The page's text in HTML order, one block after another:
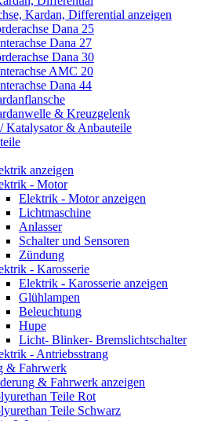
Kardan, Differential anzeigen
Dana 25
Dana 27
Dana 30
AMC 20
Dana 44
& Kreuzgelenk
Katalysator & Anbauteile
anzeigen
- Motor
Elektrik - Motor anzeigen
Lichtmaschine
Anlasser
Schalter und Sensoren
Zündung
- Karosserie
Elektrik - Karosserie anzeigen
Glühlampen
Beleuchtung
Hupe
Licht- Blinker- Bremslichtschalter
- Antriebsstrang
& Fahrwerk
& Fahrwerk anzeigen
Teile Rot
Teile Schwarz